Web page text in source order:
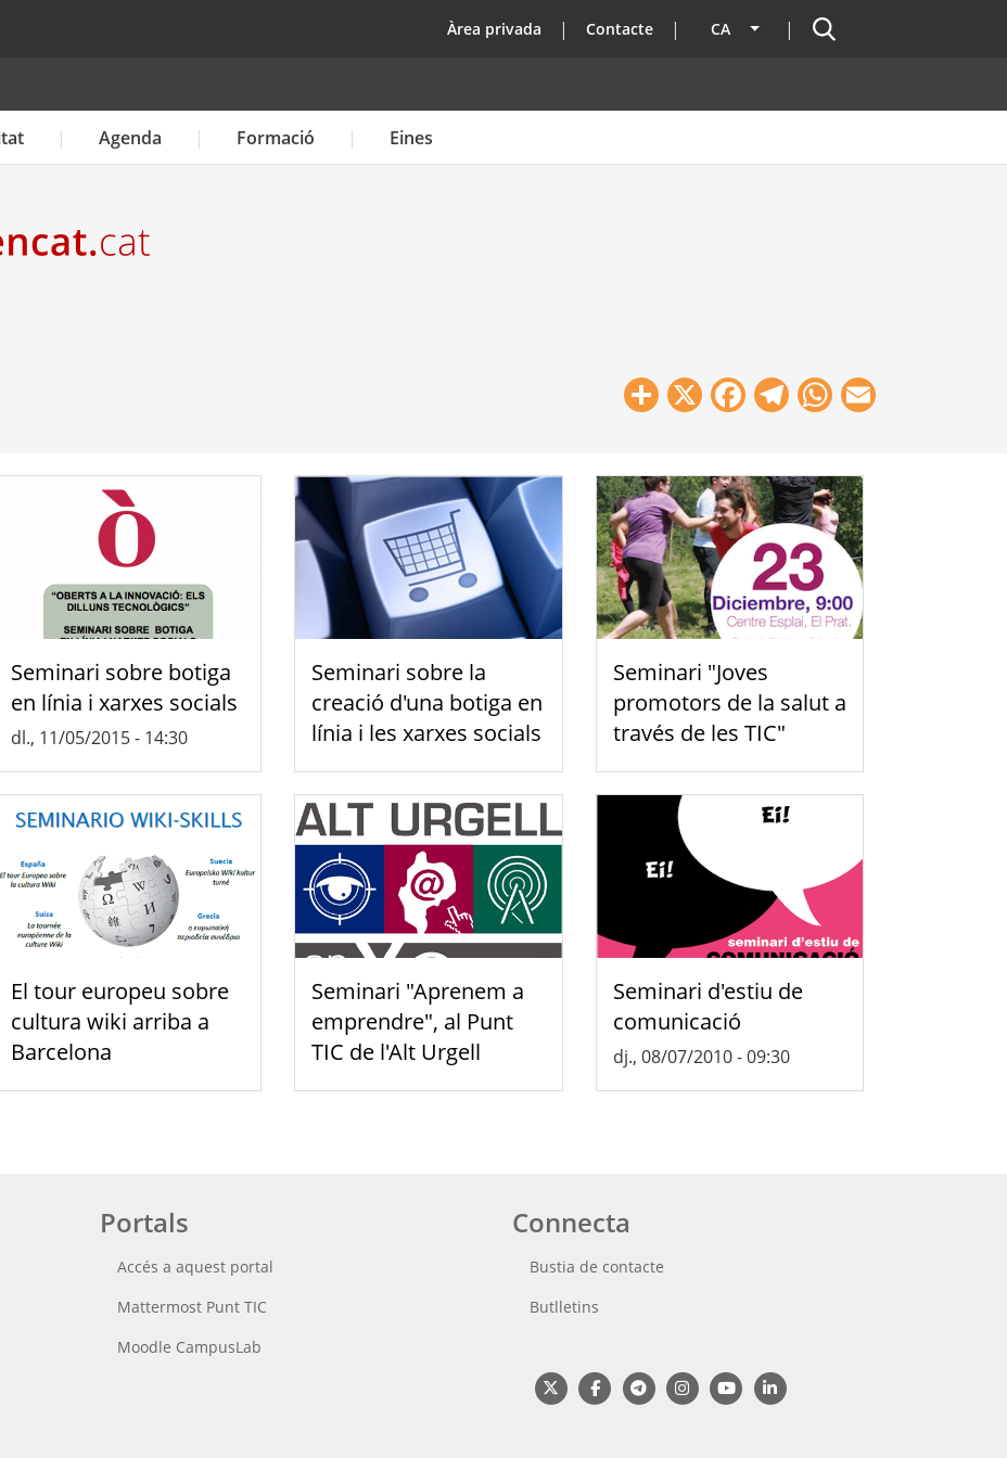
top
Àrea privada Contacte CA Llista les accions addicionals
Cercador
Agenda Formació Eines
Share
X Facebook
Telegram
WhatsApp
Seminari sobre botiga
en línia i xarxes socials
dl., 11/05/2015 - 14:30
Seminari sobre la
creació d'una botiga en
línia i les xarxes socials
Seminari "Joves
promotors de la salut a
través de les TIC"
El tour europeu sobre
cultura wiki arriba a
Barcelona
Seminari "Aprenem a
emprendre", al Punt
TIC de l'Alt Urgell
Seminari d'estiu de
comunicació
dj., 08/07/2010 - 09:30
Portals
Accés a aquest portal
Mattermost Punt TIC
Moodle CampusLab
Connecta
Bustia de contacte
Butlletins